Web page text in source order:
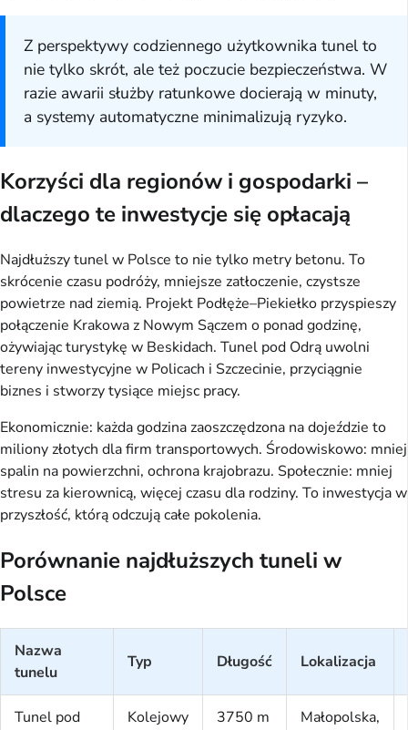
Z perspektywy codziennego użytkownika tunel to
nie tylko skrót, ale też poczucie bezpieczeństwa. W
razie awarii służby ratunkowe docierają w minuty,
a systemy automatyczne minimalizują ryzyko.
Korzyści dla regionów i gospodarki –
dlaczego te inwestycje się opłacają
Najdłuższy tunel w Polsce to nie tylko metry betonu. To
skrócenie czasu podróży, mniejsze zatłoczenie, czystsze
powietrze nad ziemią. Projekt Podłęże–Piekiełko przyspieszy
połączenie Krakowa z Nowym Sączem o ponad godzinę,
ożywiając turystykę w Beskidach. Tunel pod Odrą uwolni
tereny inwestycyjne w Policach i Szczecinie, przyciągnie
biznes i stworzy tysiące miejsc pracy.
Ekonomicznie: każda godzina zaoszczędzona na dojeździe to
miliony złotych dla firm transportowych. Środowiskowo: mniej
spalin na powierzchni, ochrona krajobrazu. Społecznie: mniej
stresu za kierownicą, więcej czasu dla rodziny. To inwestycja w
przyszłość, którą odczują całe pokolenia.
Porównanie najdłuższych tuneli w
Polsce
Nazwa
tunelu
Typ Długość Lokalizacja
Tunel pod
Kolejowy 3750 m
Małopolska,